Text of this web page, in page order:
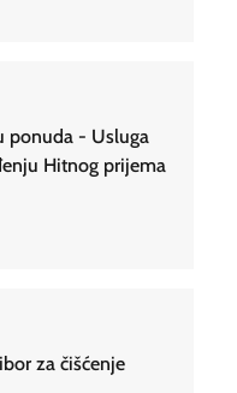
ponuda - Usluga
Hitnog prijema
za čišćenje